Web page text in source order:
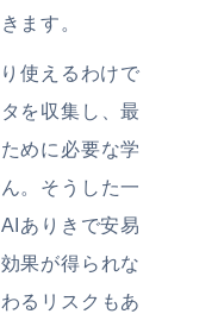
ます。
使えるわけで
を収集し、最
めに必要な学
。そうした一
ありきで安易
果が得られな
るリスクもあ